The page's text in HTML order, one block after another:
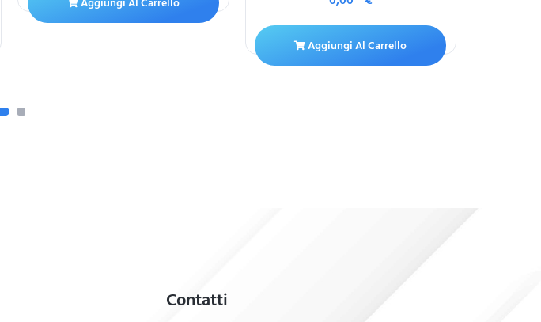
Aggiungi Al Carrello
Contatti